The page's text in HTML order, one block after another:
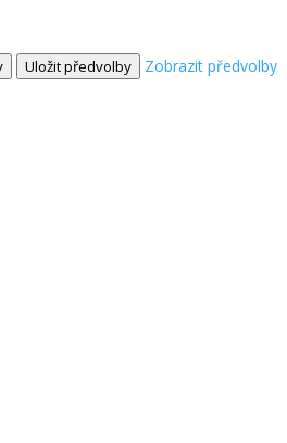
Uložit předvolby
Zobrazit předvolby